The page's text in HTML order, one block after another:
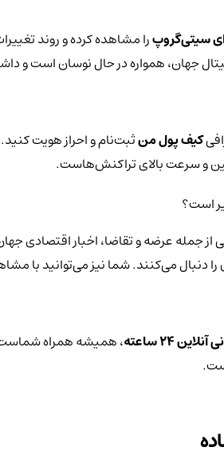
سیتی‌گروپرا مشاهده کرده و روند
جهان، همواره در حال نوسان است
کیف پول منثبت‌نام و احراز هویت
و سرعت بالای تراکنش‌هاست.
است؟
جمله عرضه و تقاضا، اخبار اقتصادی
را دنبال می‌کنند. شما نیز می‌توانید
۲۴ ساعته ، همیشه همراه شماست